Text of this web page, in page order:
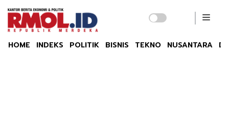
HOME INDEKS POLITIK BISNIS TEKNO NUSANTARA